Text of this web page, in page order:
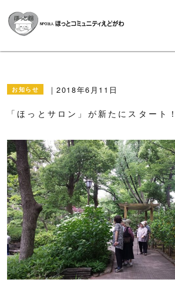
お知らせ 2018年6月11日
「ほっとサロン」が新たにスタート！